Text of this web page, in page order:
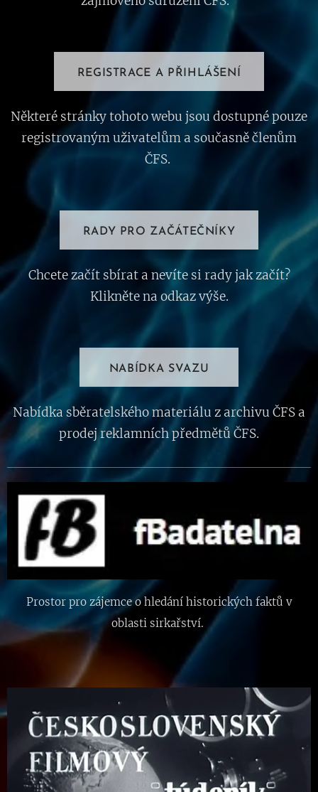
REGISTRACE A PŘIHLÁŠENÍ
Některé stránky tohoto webu jsou dostupné pouze
registrovaným uživatelům a současně členům
ČFS.
RADY PRO ZAČÁTEČNÍKY
Chcete začít sbírat a nevíte si rady jak začít?
Klikněte na odkaz výše.
NABÍDKA SVAZU
Nabídka sběratelského materiálu z archivu ČFS a
prodej reklamních předmětů ČFS.
Prostor pro zájemce o hledání historických faktů v
oblasti sirkařství.